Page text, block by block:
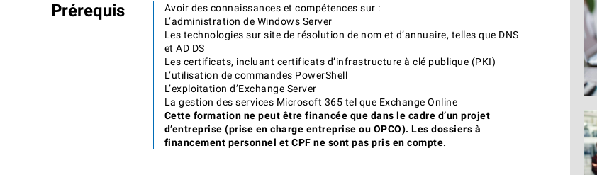
Prérequis
Avoir des connaissances et compétences sur :
L’administration de Windows Server
Les technologies sur site de résolution de nom et d’annuaire, telles que DNS
et AD DS
Les certificats, incluant certificats d’infrastructure à clé publique (PKI)
L’utilisation de commandes PowerShell
L’exploitation d’Exchange Server
La gestion des services Microsoft 365 tel que Exchange Online
Cette formation ne peut être financée que dans le cadre d’un projet
d’entreprise (prise en charge entreprise ou OPCO). Les dossiers à
financement personnel et CPF ne sont pas pris en compte.